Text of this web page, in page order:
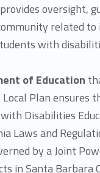
oversight,
related
with
of Education
Local Plan
Disabilities
Laws and
by a Joint
in Santa Barbara